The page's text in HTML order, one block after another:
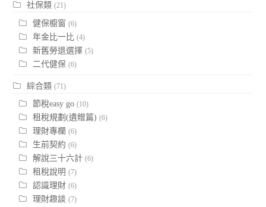
社保類 (21)
健保櫥窗 (6)
年金比一比 (4)
新舊勞退選擇 (5)
二代健保 (6)
綜合類 (71)
節稅easy go (10)
租稅規劃(遺贈篇) (6)
理財專欄 (6)
生前契約 (6)
解說三十六計 (6)
租稅說明 (7)
認識理財 (6)
理財趣談 (7)